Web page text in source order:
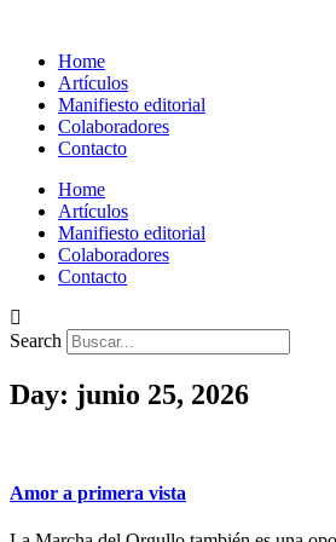
Home
Artículos
Manifiesto editorial
Colaboradores
Contacto
Home
Artículos
Manifiesto editorial
Colaboradores
Contacto
Search
Day: junio 25, 2026
Amor a primera vista